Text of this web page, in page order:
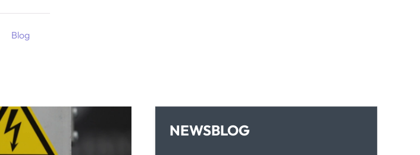
Blog
NEWSBLOG